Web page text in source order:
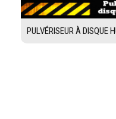
PULVÉRISEUR À DISQUE